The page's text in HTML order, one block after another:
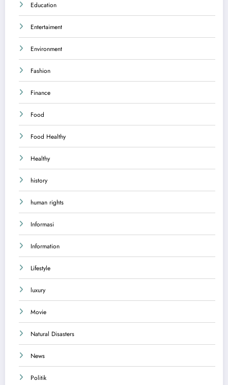
Education
Entertaiment
Environment
Fashion
Finance
Food
Food Healthy
Healthy
history
human rights
Informasi
Information
Lifestyle
luxury
Movie
Natural Disasters
News
Politik